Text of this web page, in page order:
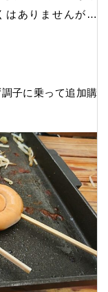
はありませんが…
子に乗って追加購